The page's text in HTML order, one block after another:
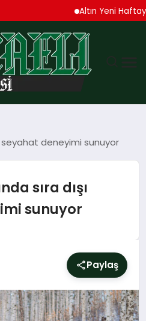
Altın Yeni Haftaya
seyahat deneyimi sunuyor
sıra dışı
sunuyor
Paylaş